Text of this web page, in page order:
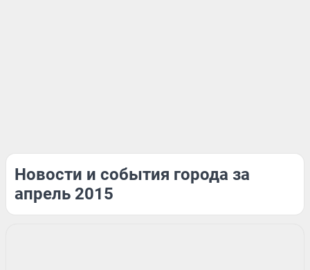
Новости и события города за
апрель 2015